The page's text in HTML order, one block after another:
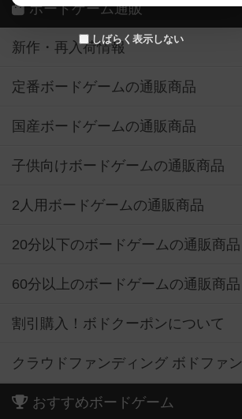
しばらく表示しない
ボードゲーム通販
新作・再入荷情報
定番ボードゲームの通販商品
国産ボードゲームの通販商品
子供向けボードゲームの通販商品
2人用ボードゲームの通販商品
20分以下のボードゲームの通販商品
60分以上のボードゲームの通販商品
割引購入！ボドクーポンについて
クラウドファンディング ボドファン
おすすめボードゲーム